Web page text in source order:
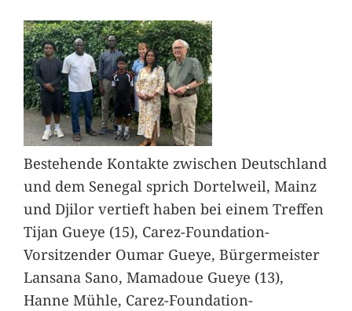
Bestehende Kontakte zwischen Deutschland
und dem Senegal sprich Dortelweil, Mainz
und Djilor vertieft haben bei einem Treffen
Tijan Gueye (15), Carez-Foundation-
Vorsitzender Oumar Gueye, Bürgermeister
Lansana Sano, Mamadoue Gueye (13),
Hanne Mühle, Carez-Foundation-